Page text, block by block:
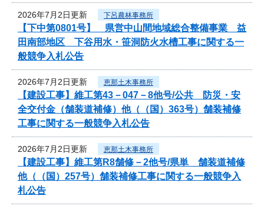
2026年7月2日更新 下呂農林事務所
【下中第0801号】 県営中山間地域総合整備事業 益
田南部地区 下谷用水・笹洞防火水槽工事に関する一
般競争入札公告
2026年7月2日更新 恵那土木事務所
【建設工事】維工第43－047－8他号/公共 防災・安
全交付金（舗装道補修）他（（国）363号）舗装補修
工事に関する一般競争入札公告
2026年7月2日更新 恵那土木事務所
【建設工事】維工第R8舗修－2他号/県単 舗装道補修
他（（国）257号）舗装補修工事に関する一般競争入
札公告